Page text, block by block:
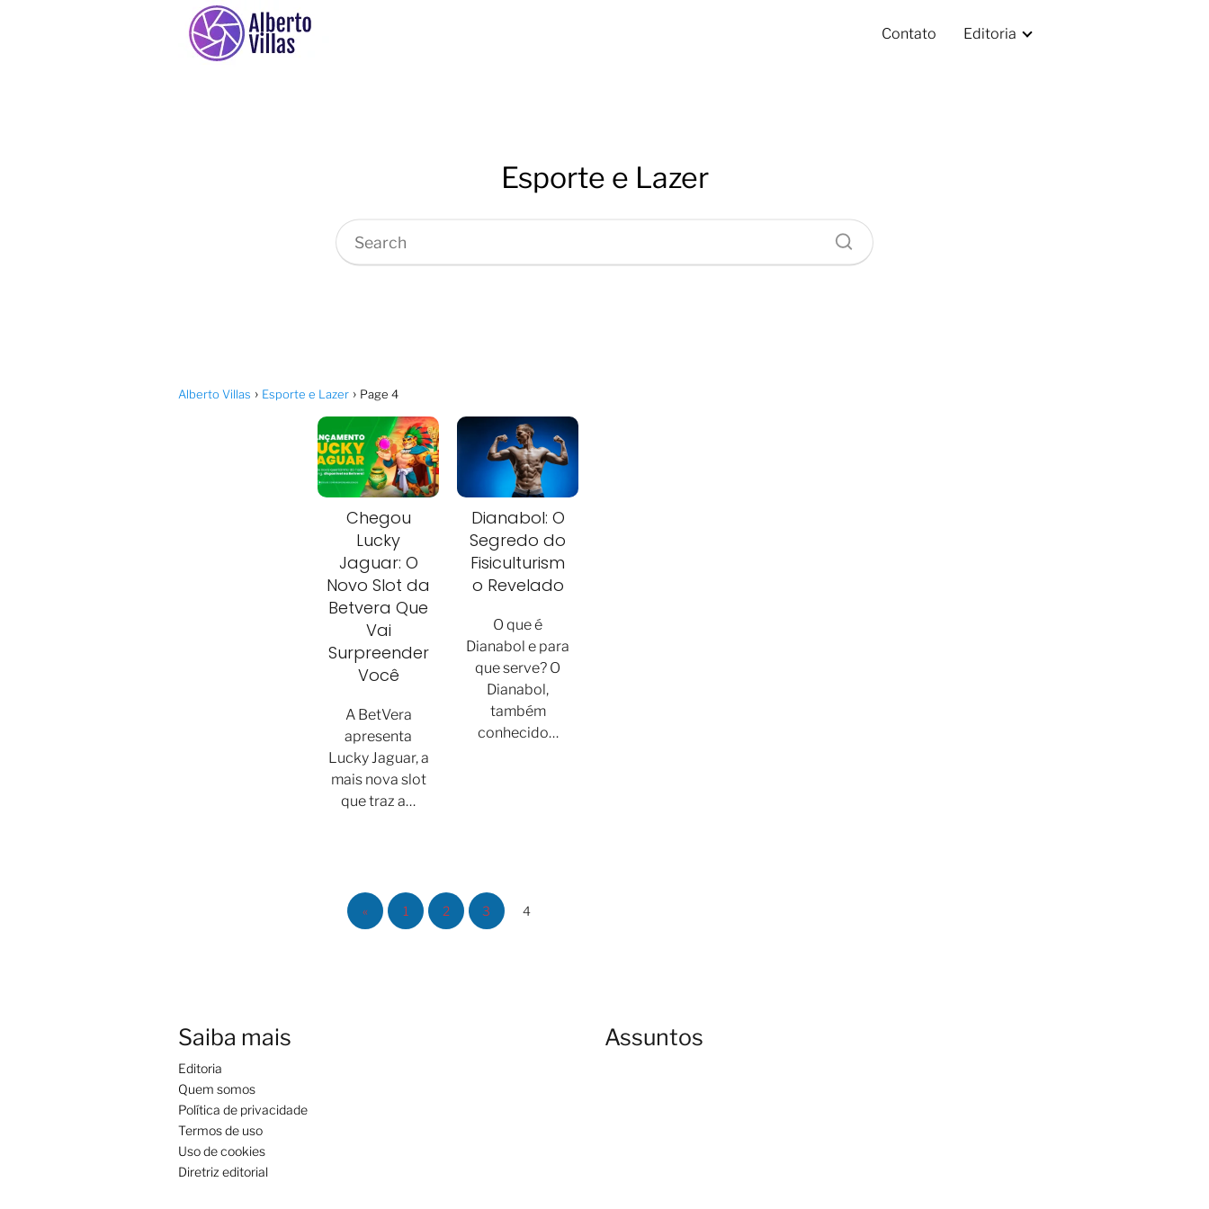
Contato Editoria
Esporte e Lazer
Alberto Villas Esporte e Lazer Page 4
Chegou
Lucky
Jaguar: O
Novo Slot da
Betvera Que
Vai
Surpreender
Você
A BetVera
apresenta
Lucky Jaguar, a
mais nova slot
que traz a…
Dianabol: O
Segredo do
Fisiculturism
o Revelado
O que é
Dianabol e para
que serve? O
Dianabol,
também
conhecido…
« 1 2 3 4
Saiba mais
Editoria
Quem somos
Política de privacidade
Termos de uso
Uso de cookies
Diretriz editorial
Assuntos